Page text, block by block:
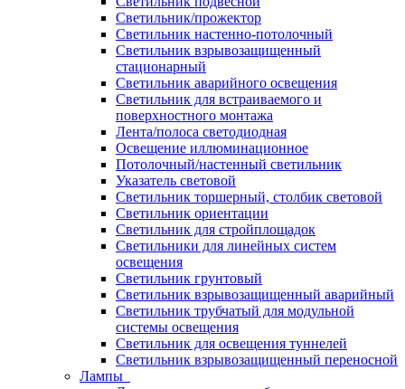
Светильник/прожектор
Светильник настенно-потолочный
Светильник взрывозащищенный
стационарный
Светильник аварийного освещения
Светильник для встраиваемого и
поверхностного монтажа
Лента/полоса светодиодная
Освещение иллюминационное
Потолочный/настенный светильник
Указатель световой
Светильник торшерный, столбик световой
Светильник ориентации
Светильник для стройплощадок
Светильники для линейных систем
освещения
Светильник грунтовый
Светильник взрывозащищенный аварийный
Светильник трубчатый для модульной
системы освещения
Светильник для освещения туннелей
Светильник взрывозащищенный переносной
Лампы